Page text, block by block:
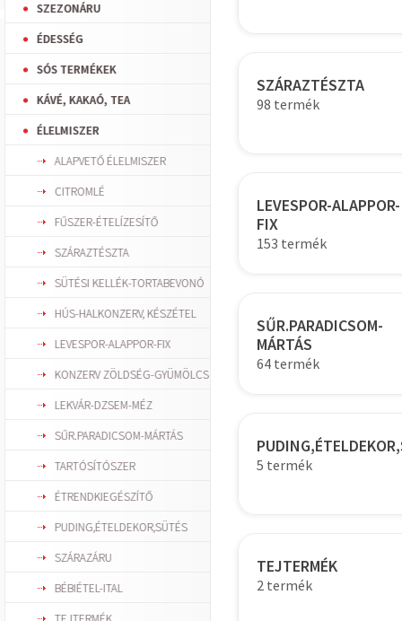
SZEZONÁRU
ÉDESSÉG
SÓS TERMÉKEK
KÁVÉ, KAKAÓ, TEA
ÉLELMISZER
ALAPVETŐ ÉLELMISZER
CITROMLÉ
FŰSZER-ÉTELÍZESÍTŐ
SZÁRAZTÉSZTA
SÜTÉSI KELLÉK-TORTABEVONÓ
HÚS-HALKONZERV, KÉSZÉTEL
LEVESPOR-ALAPPOR-FIX
KONZERV ZÖLDSÉG-GYÜMÖLCS
LEKVÁR-DZSEM-MÉZ
SŰR.PARADICSOM-MÁRTÁS
TARTÓSÍTÓSZER
ÉTRENDKIEGÉSZÍTŐ
PUDING,ÉTELDEKOR,SÜTÉS
SZÁRAZÁRU
BÉBIÉTEL-ITAL
SZÁRAZTÉSZTA
98 termék
LEVESPOR-ALAPPOR-
FIX
153 termék
SŰR.PARADICSOM-
MÁRTÁS
64 termék
5 termék
TEJTERMÉK
2 termék